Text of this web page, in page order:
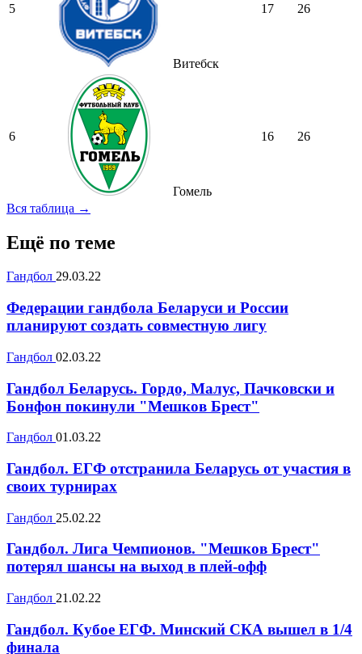
5
Витебск
17 26
6
Гомель
16 26
Вся таблица →
Ещё по теме
Гандбол 29.03.22
Федерации гандбола Беларуси и России
планируют создать совместную лигу
Гандбол 02.03.22
Гандбол Беларусь. Гордо, Малус, Пачковски и
Бонфон покинули "Мешков Брест"
Гандбол 01.03.22
Гандбол. ЕГФ отстранила Беларусь от участия в
своих турнирах
Гандбол 25.02.22
Гандбол. Лига Чемпионов. "Мешков Брест"
потерял шансы на выход в плей-офф
Гандбол 21.02.22
Гандбол. Кубое ЕГФ. Минский СКА вышел в 1/4
финала